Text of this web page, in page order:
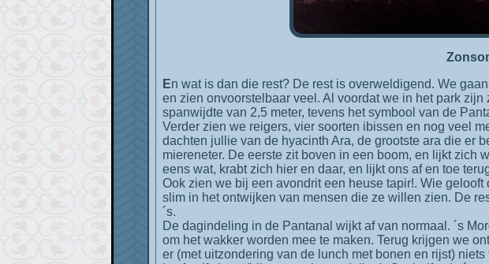
En wat is dan die rest? De rest is overweldigend. We gaan met een groep van 7 man en een uitstekende gids vijf dagen rondkijken,
en zien onvoorstelbaar veel. Al voordat we in het park
spanwijdte van 2,5 meter, tevens het symbool van de
Verder zien we reigers, vier soorten ibissen en nog veel
dachten jullie van de hyacinth Ara, de grootste ara die er
miereneter. De eerste zit boven in een boom, en lijkt zich
eens wat, krabt zich hier en daar, en lijkt ons af en toe
Ook zien we bij een avondrit een heuse tapir!. Wie
slim in het ontwijken van mensen die ze willen zien. De
´s.
De dagindeling in de Pantanal wijkt af van normaal. ´s
om het wakker worden mee te maken. Terug krijgen we
er (met uitzondering van de lunch met bonen en rijst)